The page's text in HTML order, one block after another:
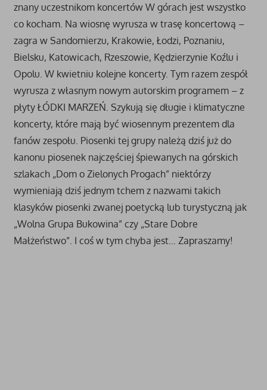
znany uczestnikom koncertów W górach jest wszystko
co kocham. Na wiosnę wyrusza w trasę koncertową –
zagra w Sandomierzu, Krakowie, Łodzi, Poznaniu,
Bielsku, Katowicach, Rzeszowie, Kędzierzynie Koźlu i
Opolu. W kwietniu kolejne koncerty. Tym razem zespół
wyrusza z własnym nowym autorskim programem – z
płyty ŁÓDKI MARZEŃ. Szykują się długie i klimatyczne
koncerty, które mają być wiosennym prezentem dla
fanów zespołu. Piosenki tej grupy należą dziś już do
kanonu piosenek najczęściej śpiewanych na górskich
szlakach „Dom o Zielonych Progach” niektórzy
wymieniają dziś jednym tchem z nazwami takich
klasyków piosenki zwanej poetycką lub turystyczną jak
„Wolna Grupa Bukowina” czy „Stare Dobre
Małżeństwo”. I coś w tym chyba jest… Zapraszamy!